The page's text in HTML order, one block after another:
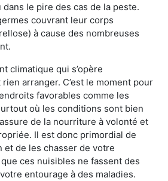
le pire des cas de la peste.
couvrant leur corps
à cause des nombreuses
climatique qui s’opère
arranger. C’est le moment pour
favorables comme les
où les conditions sont bien
de la nourriture à volonté et
Il est donc primordial de
de les chasser de votre
ces nuisibles ne fassent des
entourage à des maladies.